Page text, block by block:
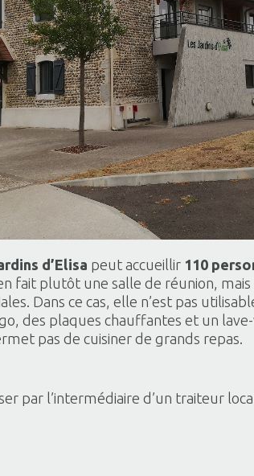
d’Elisa peut accueillir 110
fait plutôt une salle de réunion,
Dans ce cas, elle n’est pas
des plaques chauffantes et un
pas de cuisiner de grands repas.
par l’intermédiaire d’un traiteur